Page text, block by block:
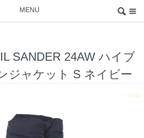
MENU
SANDER 24AW ハイブ
ジャケット S ネイビー